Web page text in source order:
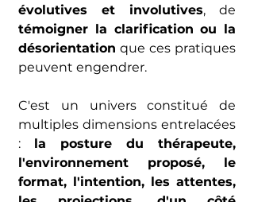
évolutives et involutives
témoigner la clarification ou la
désorientation que ces pratiques
peuvent engendrer.
C'est un univers constitué de
multiples dimensions entrelacées
: la posture du thérapeute,
l'environnement proposé, le
format, l'intention, les attentes,